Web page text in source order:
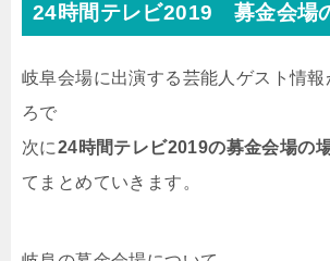
24時間テレビ2019 募金会場
岐阜会場に出演する芸能人ゲスト情報
ろで
次に24時間テレビ2019の募金会場の
てまとめていきます。